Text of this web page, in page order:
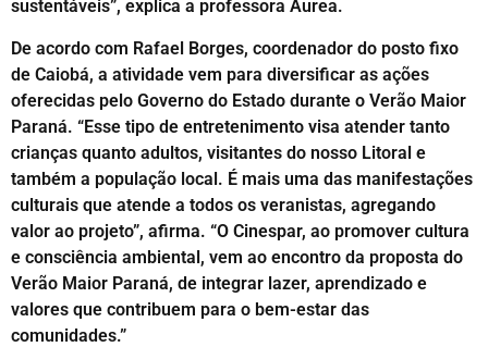
sustentáveis”, explica a professora Áurea.
De acordo com Rafael Borges, coordenador do posto fixo
de Caiobá, a atividade vem para diversificar as ações
oferecidas pelo Governo do Estado durante o Verão Maior
Paraná. “Esse tipo de entretenimento visa atender tanto
crianças quanto adultos, visitantes do nosso Litoral e
também a população local. É mais uma das manifestações
culturais que atende a todos os veranistas, agregando
valor ao projeto”, afirma. “O Cinespar, ao promover cultura
e consciência ambiental, vem ao encontro da proposta do
Verão Maior Paraná, de integrar lazer, aprendizado e
valores que contribuem para o bem-estar das
comunidades.”